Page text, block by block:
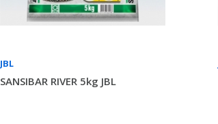
JBL
SANSIBAR RIVER 5kg JBL